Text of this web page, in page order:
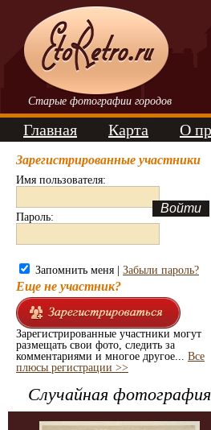
Старые фотографии городов
Главная Карта О
Зарегистрированные участники
Имя пользователя:
Пароль:
Запомнить меня | Забыли пароль?
Еще не участник?
Зарегистрированные участники могут
размещать свои фото, следить за
комментариями и многое другое... Все
плюсы регистрации >>
Случайная фотография